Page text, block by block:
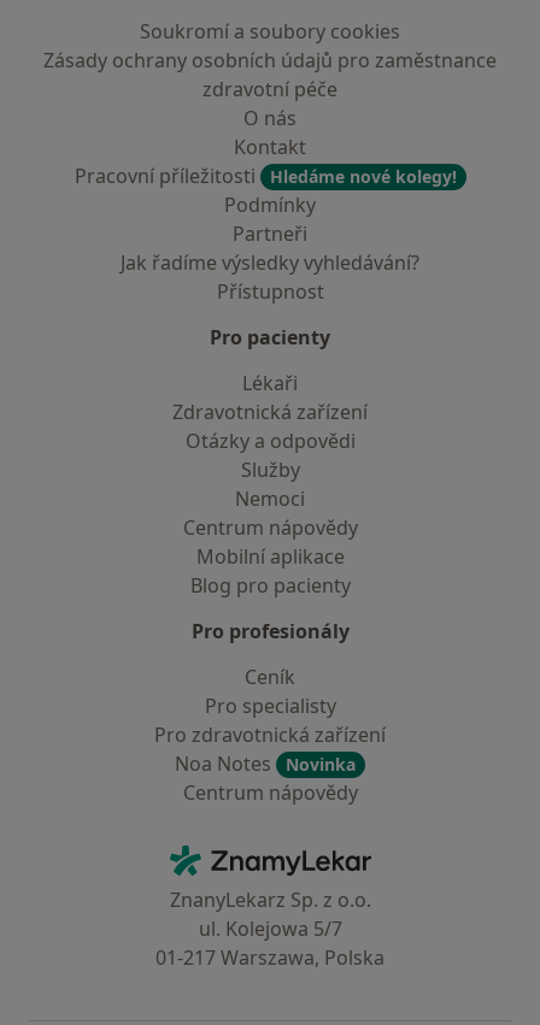
Soukromí a soubory cookies
Zásady ochrany osobních údajů pro zaměstnance
zdravotní péče
O nás
Kontakt
Pracovní příležitosti
Hledáme nové kolegy!
Podmínky
Partneři
Jak řadíme výsledky vyhledávání?
Přístupnost
Pro pacienty
Lékaři
Zdravotnická zařízení
Otázky a odpovědi
Služby
Nemoci
Centrum nápovědy
Mobilní aplikace
Blog pro pacienty
Pro profesionály
Ceník
Pro specialisty
Pro zdravotnická zařízení
Noa Notes
Novinka
Centrum nápovědy
ZnamyLekar - Hlavní stránka
ZnanyLekarz Sp. z o.o.
ul. Kolejowa 5/7
01-217 Warszawa, Polska